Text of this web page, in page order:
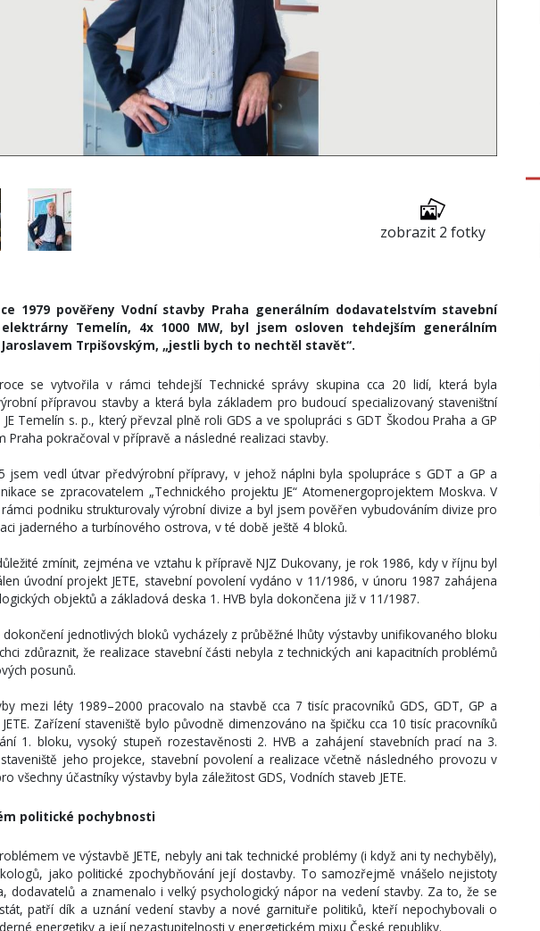
zobrazit 2 fotky
1979 pověřeny Vodní stavby Praha generálním dodavatelstvím stavební
Temelín, 4x 1000 MW, byl jsem osloven tehdejším generálním
Trpišovským, „jestli bych to nechtěl stavět“.
se vytvořila v rámci tehdejší Technické správy skupina cca 20 lidí, která byla
přípravou stavby a která byla základem pro budoucí specializovaný staveništní
Temelín s. p., který převzal plně roli GDS a ve spolupráci s GDT Škodou Praha a GP
Praha pokračoval v přípravě a následné realizaci stavby.
jsem vedl útvar předvýrobní přípravy, v jehož náplni byla spolupráce s GDT a GP a
se zpracovatelem „Technického projektu JE“ Atomenergoprojektem Moskva. V
podniku strukturovaly výrobní divize a byl jsem pověřen vybudováním divize pro
jaderného a turbínového ostrova, v té době ještě 4 bloků.
zmínit, zejména ve vztahu k přípravě NJZ Dukovany, je rok 1986, kdy v říjnu byl
úvodní projekt JETE, stavební povolení vydáno v 11/1986, v únoru 1987 zahájena
objektů a základová deska 1. HVB byla dokončena již v 11/1987.
jednotlivých bloků vycházely z průběžné lhůty výstavby unifikovaného bloku
zdůraznit, že realizace stavební části nebyla z technických ani kapacitních problémů
posunů.
mezi léty 1989–2000 pracovalo na stavbě cca 7 tisíc pracovníků GDS, GDT, GP a
Zařízení staveniště bylo původně dimenzováno na špičku cca 10 tisíc pracovníků
1. bloku, vysoký stupeň rozestavěnosti 2. HVB a zahájení stavebních prací na 3.
jeho projekce, stavební povolení a realizace včetně následného provozu v
všechny účastníky výstavby byla záležitost GDS, Vodních staveb JETE.
politické pochybnosti
ve výstavbě JETE, nebyly ani tak technické problémy (i když ani ty nechyběly),
jako politické zpochybňování její dostavby. To samozřejmě vnášelo nejistoty
dodavatelů a znamenalo i velký psychologický nápor na vedení stavby. Za to, že se
patří dík a uznání vedení stavby a nové garnituře politiků, kteří nepochybovali o
energetiky a její nezastupitelnosti v energetickém mixu České republiky.